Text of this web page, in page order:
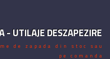
- UTILAJE DESZAPEZIRE
de zapada din stoc sau
pe comanda